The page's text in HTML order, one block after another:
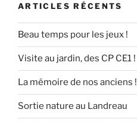
ARTICLES RÉCENTS
Beau temps pour les jeux !
Visite au jardin, des CP CE1 !
La mémoire de nos anciens !
Sortie nature au Landreau